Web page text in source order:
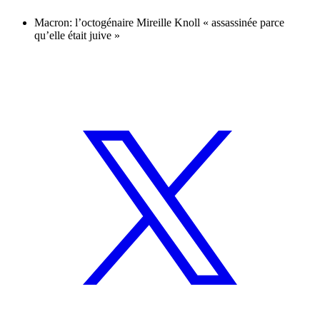
Macron: l’octogénaire Mireille Knoll « assassinée parce
qu’elle était juive »